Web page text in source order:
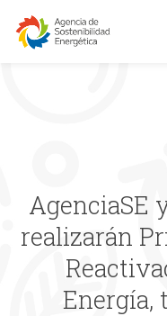
AgenciaSE
realizarán
Energía,